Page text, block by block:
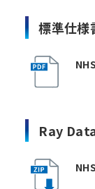
標準仕様
Ray